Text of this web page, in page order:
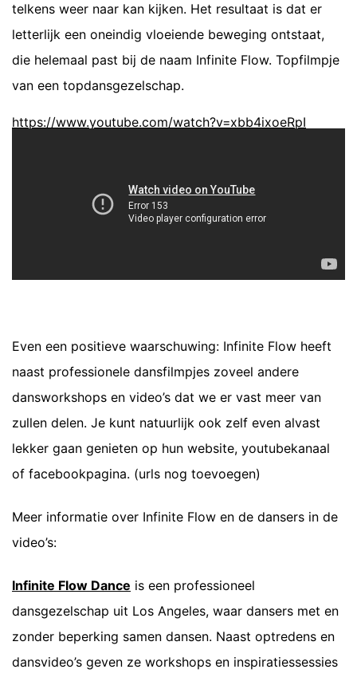
telkens weer naar kan kijken. Het resultaat is dat er
letterlijk een oneindig vloeiende beweging ontstaat,
die helemaal past bij de naam Infinite Flow. Topfilmpje
van een topdansgezelschap.
https://www.youtube.com/watch?v=xbb4ixoeRpI
Even een positieve waarschuwing: Infinite Flow heeft
naast professionele dansfilmpjes zoveel andere
dansworkshops en video’s dat we er vast meer van
zullen delen. Je kunt natuurlijk ook zelf even alvast
lekker gaan genieten op hun website, youtubekanaal
of facebookpagina. (urls nog toevoegen)
Meer informatie over Infinite Flow en de dansers in de
video’s:
Infinite Flow Dance is een professioneel
dansgezelschap uit Los Angeles, waar dansers met en
zonder beperking samen dansen. Naast optredens en
dansvideo’s geven ze workshops en inspiratiessessies